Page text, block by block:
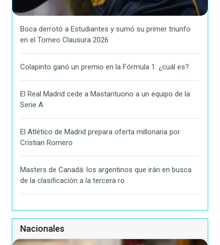
Boca derrotó a Estudiantes y sumó su primer triunfo
en el Torneo Clausura 2026
Colapinto ganó un premio en la Fórmula 1: ¿cuál es?
El Real Madrid cede a Mastantuono a un equipo de la
Serie A
El Atlético de Madrid prepara oferta millonaria por
Cristian Romero
Masters de Canadá: los argentinos que irán en busca
de la clasificación a la tercera ro
Nacionales